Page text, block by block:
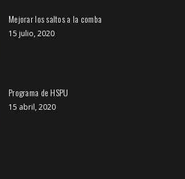
Mejorar los saltos a la comba
15 julio, 2020
Programa de HSPU
15 abril, 2020